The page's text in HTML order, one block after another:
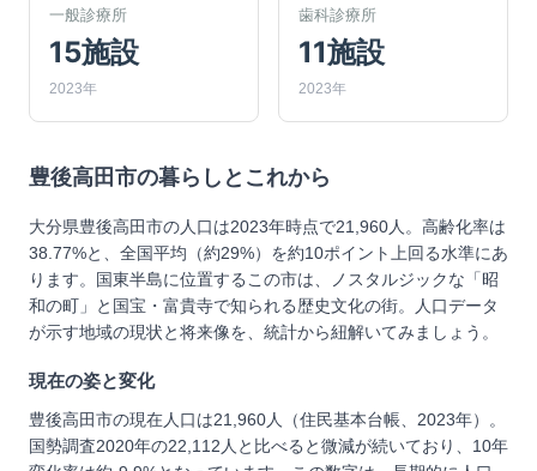
一般診療所
15施設
2023年
歯科診療所
11施設
2023年
豊後高田市の暮らしとこれから
大分県豊後高田市の人口は2023年時点で21,960人。高齢化率は
38.77%と、全国平均（約29%）を約10ポイント上回る水準にあ
ります。国東半島に位置するこの市は、ノスタルジックな「昭
和の町」と国宝・富貴寺で知られる歴史文化の街。人口データ
が示す地域の現状と将来像を、統計から紐解いてみましょう。
現在の姿と変化
豊後高田市の現在人口は21,960人（住民基本台帳、2023年）。
国勢調査2020年の22,112人と比べると微減が続いており、10年